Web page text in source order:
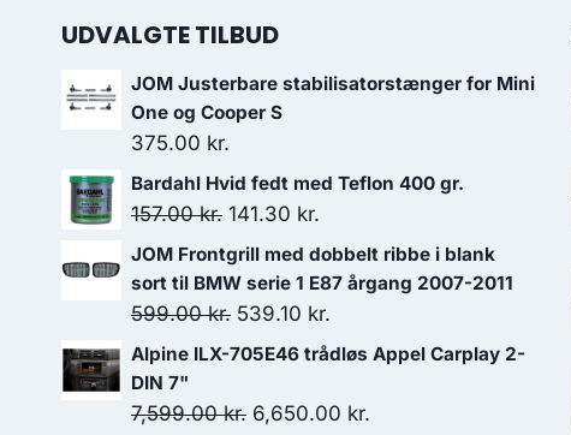
UDVALGTE TILBUD
JOM Justerbare stabilisatorstænger for Mini
One og Cooper S
375.00 kr.
Bardahl Hvid fedt med Teflon 400 gr.
157.00kr. Den
oprindelige
pris
var:
157.00 kr..
141.30 kr.
aktuelle
pris
er:
141.30 kr..
JOM Frontgrill med dobbelt ribbe i blank
sort til BMW serie 1 E87 årgang 2007-2011
599.00kr. Den
oprindelige
var:
539.10 kr.
aktuelle
er:
Alpine ILX-705E46 trådløs Appel Carplay 2-
DIN 7"
7,599.00kr. Den
6,650.00 kr.